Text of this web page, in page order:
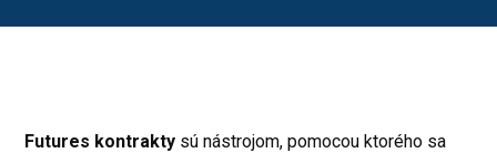
Futures kontrakty sú nástrojom, pomocou ktorého sa